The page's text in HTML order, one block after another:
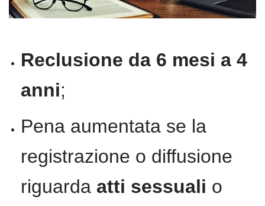
Reclusione da 6 mesi a 4
anni;
Pena aumentata se la
registrazione o diffusione
riguarda atti sessuali o